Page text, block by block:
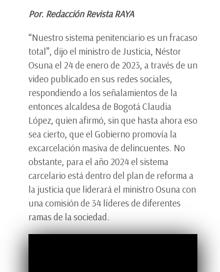
Por. Redacción Revista RAYA
“Nuestro sistema penitenciario es un fracaso
total”, dijo el ministro de Justicia, Néstor
Osuna el 24 de enero de 2023, a través de un
video publicado en sus redes sociales,
respondiendo a los señalamientos de la
entonces alcaldesa de Bogotá Claudia
López, quien afirmó, sin que hasta ahora eso
sea cierto, que el Gobierno promovía la
excarcelación masiva de delincuentes. No
obstante, para el año 2024 el sistema
carcelario está dentro del plan de reforma a
la justicia que liderará el ministro Osuna con
una comisión de 34 líderes de diferentes
ramas de la sociedad.